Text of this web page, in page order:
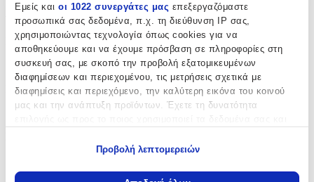
Εμείς και οι 1022 συνεργάτες μας επεξεργαζόμαστε
προσωπικά σας δεδομένα, π.χ. τη διεύθυνση IP σας,
χρησιμοποιώντας τεχνολογία όπως cookies για να
αποθηκεύουμε και να έχουμε πρόσβαση σε πληροφορίες στη
συσκευή σας, με σκοπό την προβολή εξατομικευμένων
διαφημίσεων και περιεχομένου, τις μετρήσεις σχετικά με
διαφημίσεις και περιεχόμενο, την καλύτερη εικόνα του κοινού
μας και την ανάπτυξη προϊόντων. Έχετε τη δυνατότητα
Να συλλέξουμε πληροφορίες σχετικά με τη γεωγραφική
Προβολή λεπτομερειών
Χαρακτηριστικά
Κατασκευαστής :
Verorama
Επιχρυσωμένο: